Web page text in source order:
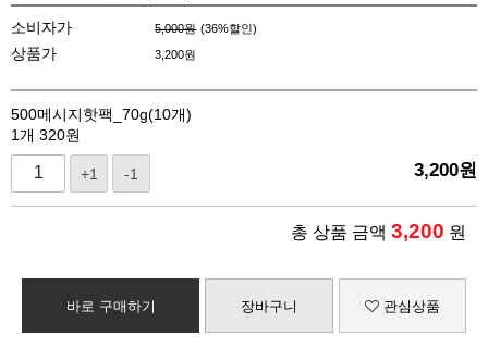
소비자가 5,000원 (36%할인)
상품가 3,200원
500메시지핫팩_70g(10개)
1개 320원
+1 -1 3,200원
총 상품 금액 3,200 원
바로 구매하기 장바구니 관심상품